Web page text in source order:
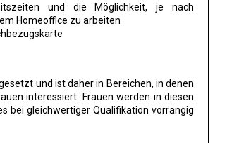
und die Möglichkeit, je nach
Homeoffice zu arbeiten
und ist daher in Bereichen, in denen
interessiert. Frauen werden in diesen
bei gleichwertiger Qualifikation vorrangig